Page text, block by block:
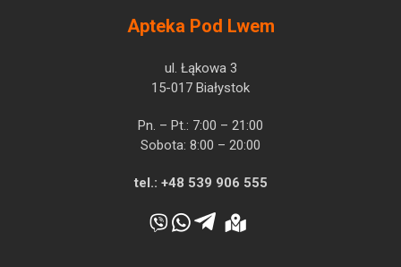
Apteka Pod Lwem
ul. Łąkowa 3
15-017 Białystok
Pn. – Pt.: 7:00 – 21:00
Sobota: 8:00 – 20:00
tel.: +48 539 906 555